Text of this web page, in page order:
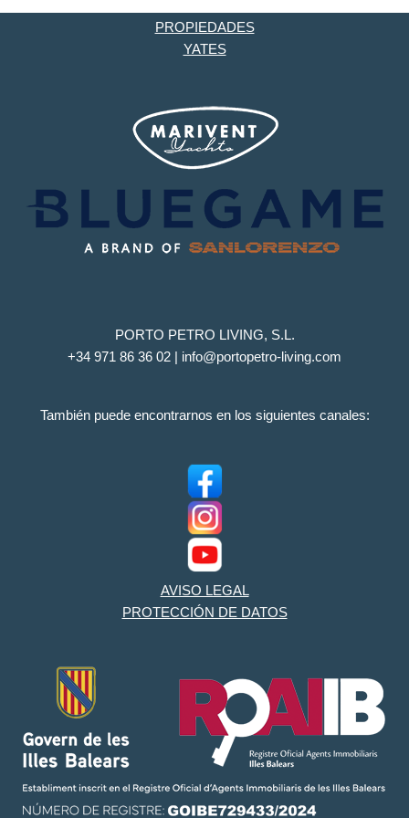
PROPIEDADES
YATES
PORTO PETRO LIVING, S.L.
+34 971 86 36 02 | info@portopetro-living.com
También puede encontrarnos en los siguientes canales:
AVISO LEGAL
PROTECCIÓN DE DATOS